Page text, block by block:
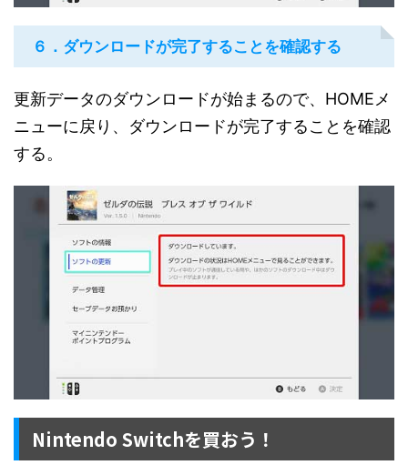
６．ダウンロードが完了することを確認する
更新データのダウンロードが始まるので、HOMEメ
ニューに戻り、ダウンロードが完了することを確認
する。
Nintendo Switchを買おう！